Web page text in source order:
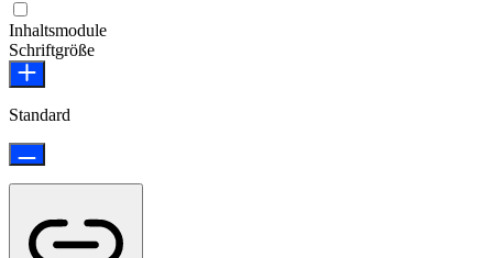
Inhaltsmodule
Schriftgröße
Standard